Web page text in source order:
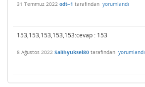
31 Temmuz 2022 odt--1 tarafından yorumlandı
153,153,153,153,153:cevap : 153
8 Ağustos 2022 Salihyuksel80 tarafından yorumlandı